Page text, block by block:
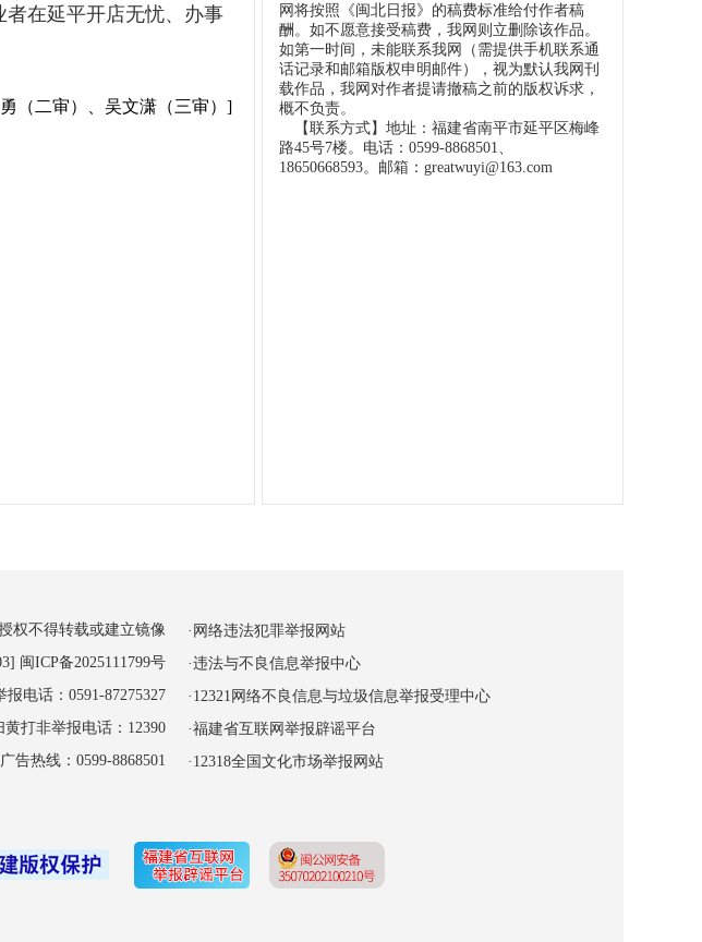
者在延平开店无忧、办事
（二审）、吴文潇（三审）]
网将按照《闽北日报》的稿费标准给付作者稿
酬。如不愿意接受稿费，我网则立删除该作品。
如第一时间，未能联系我网（需提供手机联系通
话记录和邮箱版权申明邮件），视为默认我网刊
载作品，我网对作者提请撤稿之前的版权诉求，
概不负责。
【联系方式】地址：福建省南平市延平区梅峰
路45号7楼。电话：0599-8868501、
18650668593。邮箱：greatwuyi@163.com
权不得转载或建立镜像
闽ICP备2025111799号
电话：0591-87275327
黄打非举报电话：12390
告热线：0599-8868501
·网络违法犯罪举报网站
·违法与不良信息举报中心
·12321网络不良信息与垃圾信息举报受理中心
·福建省互联网举报辟谣平台
·12318全国文化市场举报网站